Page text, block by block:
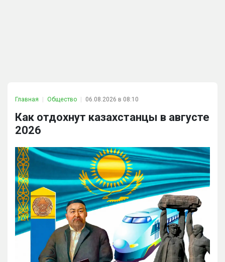
Главная Общество 06.08.2026 в 08:10
Как отдохнут казахстанцы в августе
2026